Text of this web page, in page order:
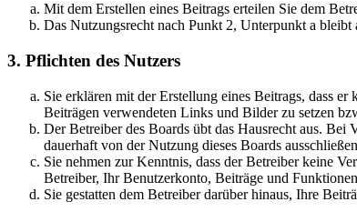
Mit dem Erstellen eines Beitrags erteilen Sie dem
Das Nutzungsrecht nach Punkt 2, Unterpunkt a
3. Pflichten des Nutzers
Sie erklären mit der Erstellung eines Beitrags, dass
Beiträgen verwendeten Links und Bilder zu setzen
Der Betreiber des Boards übt das Hausrecht aus.
dauerhaft von der Nutzung dieses Boards
Sie nehmen zur Kenntnis, dass der Betreiber keine
Betreiber, Ihr Benutzerkonto, Beiträge und
Sie gestatten dem Betreiber darüber hinaus, Ihre